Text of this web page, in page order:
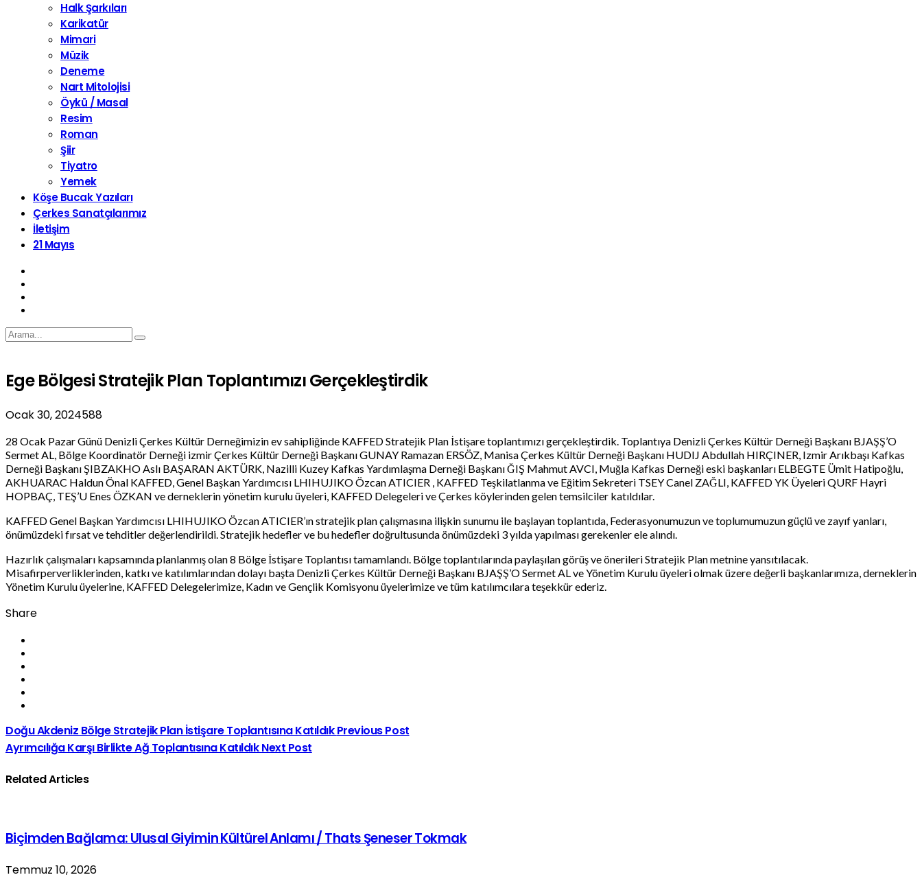
Halk Şarkıları
Karikatür
Mimari
Müzik
Deneme
Nart Mitolojisi
Öykü / Masal
Resim
Roman
Şiir
Tiyatro
Yemek
Köşe Bucak Yazıları
Çerkes Sanatçılarımız
İletişim
21 Mayıs
Ege Bölgesi Stratejik Plan Toplantımızı Gerçekleştirdik
Ocak 30, 2024588
28 Ocak Pazar Günü Denizli Çerkes Kültür Derneğimizin ev sahipliğinde KAFFED Stratejik Plan İstişare toplantımızı gerçekleştirdik. Toplantıya Denizli Çerkes Kültür Derneği Başkanı BJAŞŞ’O
Sermet AL, Bölge Koordinatör Derneği izmir Çerkes Kültür Derneği Başkanı GUNAY Ramazan ERSÖZ, Manisa Çerkes Kültür Derneği Başkanı HUDIJ Abdullah HIRÇINER, Izmir Arıkbaşı Kafkas
Derneği Başkanı ŞIBZAKHO Aslı BAŞARAN AKTÜRK, Nazilli Kuzey Kafkas Yardımlaşma Derneği Başkanı ĞIŞ Mahmut AVCI, Muğla Kafkas Derneği eski başkanları ELBEGTE Ümit Hatipoğlu,
AKHUARAC Haldun Önal KAFFED, Genel Başkan Yardımcısı LHIHUJIKO Özcan ATICIER , KAFFED Teşkilatlanma ve Eğitim Sekreteri TSEY Canel ZAĞLI, KAFFED YK Üyeleri QURF Hayri
HOPBAÇ, TEŞ’U Enes ÖZKAN ve derneklerin yönetim kurulu üyeleri, KAFFED Delegeleri ve Çerkes köylerinden gelen temsilciler katıldılar.
KAFFED Genel Başkan Yardımcısı LHIHUJIKO Özcan ATICIER’ın stratejik plan çalışmasına ilişkin sunumu ile başlayan toplantıda, Federasyonumuzun ve toplumumuzun güçlü ve zayıf yanları,
önümüzdeki fırsat ve tehditler değerlendirildi. Stratejik hedefler ve bu hedefler doğrultusunda önümüzdeki 3 yılda yapılması gerekenler ele alındı.
Hazırlık çalışmaları kapsamında planlanmış olan 8 Bölge İstişare Toplantısı tamamlandı. Bölge toplantılarında paylaşılan görüş ve önerileri Stratejik Plan metnine yansıtılacak.
Misafirperverliklerinden, katkı ve katılımlarından dolayı başta Denizli Çerkes Kültür Derneği Başkanı BJAŞŞ’O Sermet AL ve Yönetim Kurulu üyeleri olmak üzere değerli başkanlarımıza, derneklerin
Yönetim Kurulu üyelerine, KAFFED Delegelerimize, Kadın ve Gençlik Komisyonu üyelerimize ve tüm katılımcılara teşekkür ederiz.
Share
Doğu Akdeniz Bölge Stratejik Plan İstişare Toplantısına KatıldıkPrevious Post
Ayrımcılığa Karşı Birlikte Ağ Toplantısına KatıldıkNext Post
Related Articles
Biçimden Bağlama: Ulusal Giyimin Kültürel Anlamı / Thats Şeneser Tokmak
Temmuz 10, 2026